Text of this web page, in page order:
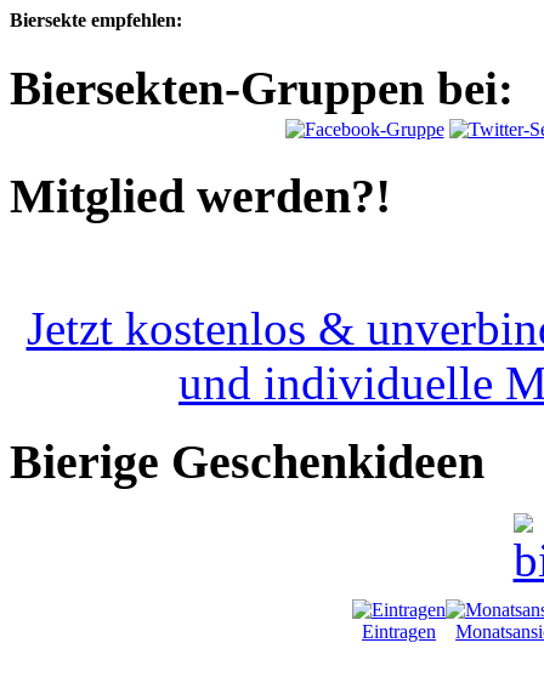
Biersekte empfehlen:
Biersekten-Gruppen bei:
Mitglied werden?!
Jetzt kostenlos &
und individuelle
Bierige Geschenkideen
Eintragen